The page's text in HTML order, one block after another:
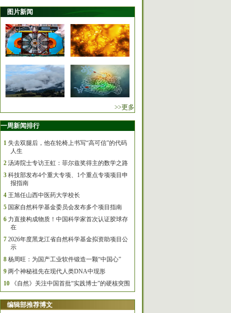
图片新闻
>>更多
一周新闻排行
1 失去双腿后，他在轮椅上书写“高可信”的代码
人生
2 汤涛院士专访王虹：菲尔兹奖得主的数学之路
3 科技部发布4个重大专项、1个重点专项项目申
报指南
4 王旭任山西中医药大学校长
5 国家自然科学基金委员会发布多个项目指南
6 力直接构成物质！中国科学家首次认证胶球存
在
7 2026年度黑龙江省自然科学基金拟资助项目公
示
8 杨周旺：为国产工业软件锻造一颗“中国心”
9 两个神秘祖先在现代人类DNA中现形
10
《自然》关注中国首批“实践博士”的硬核突围
编辑部推荐博文